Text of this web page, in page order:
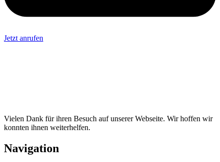
Jetzt anrufen
Vielen Dank für ihren Besuch auf unserer Webseite. Wir hoffen wir
konnten ihnen weiterhelfen.
Navigation